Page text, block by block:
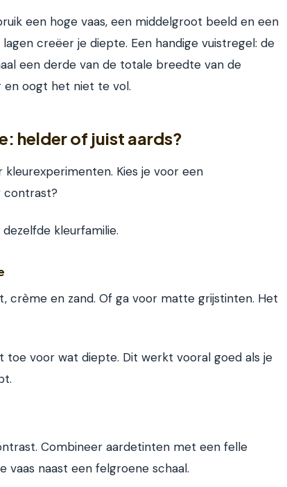
een hoge vaas, een middelgroot beeld en een
creëer je diepte. Een handige vuistregel: de
een derde van de totale breedte van de
en oogt het niet te vol.
helder of juist aards?
Kies je voor een
contrast?
kleurfamilie.
crème en zand. Of ga voor matte grijstinten. Het
toe voor wat diepte. Dit werkt vooral goed als je
Combineer aardetinten met een felle
vaas naast een felgroene schaal.